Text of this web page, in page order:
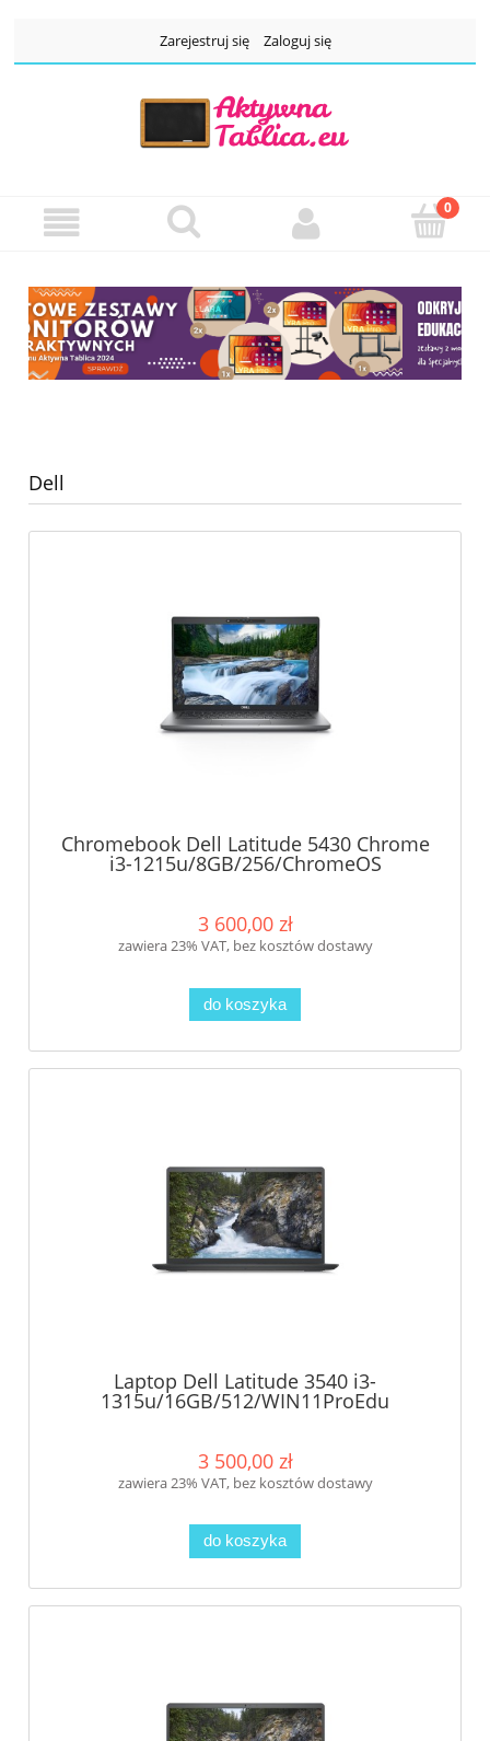
Zarejestruj się Zaloguj się
Dell
Chromebook Dell Latitude 5430 Chrome
i3-1215u/8GB/256/ChromeOS
3 600,00 zł
zawiera 23% VAT, bez kosztów dostawy
do koszyka
Laptop Dell Latitude 3540 i3-
1315u/16GB/512/WIN11ProEdu
3 500,00 zł
zawiera 23% VAT, bez kosztów dostawy
do koszyka